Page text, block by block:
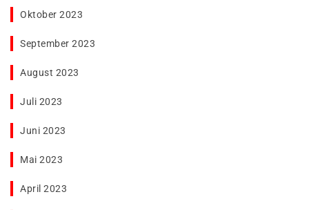
Oktober 2023
September 2023
August 2023
Juli 2023
Juni 2023
Mai 2023
April 2023